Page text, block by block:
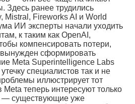
Здесь ранее трудились
Mistral, Fireworks AI и World
ИИ эксперты начали уходить
к таким как OpenAI,
компенсировать потери,
сформировать
Meta Superintelligence Labs
специалистов так и не
иллюстрирует тот
Meta теперь интересуют только
— существующие уже